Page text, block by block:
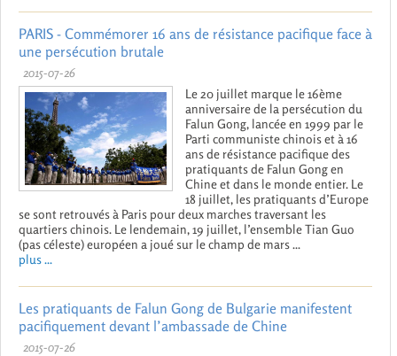
PARIS - Commémorer 16 ans de résistance pacifique face à
une persécution brutale
2015-07-26
Le 20 juillet marque le 16ème
anniversaire de la persécution du
Falun Gong, lancée en 1999 par le
Parti communiste chinois et à 16
ans de résistance pacifique des
pratiquants de Falun Gong en
Chine et dans le monde entier. Le
18 juillet, les pratiquants d’Europe
se sont retrouvés à Paris pour deux marches traversant les
quartiers chinois. Le lendemain, 19 juillet, l’ensemble Tian Guo
(pas céleste) européen a joué sur le champ de mars ...
plus ...
Les pratiquants de Falun Gong de Bulgarie manifestent
pacifiquement devant l’ambassade de Chine
2015-07-26